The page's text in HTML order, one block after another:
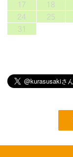
17
18
24
25
31